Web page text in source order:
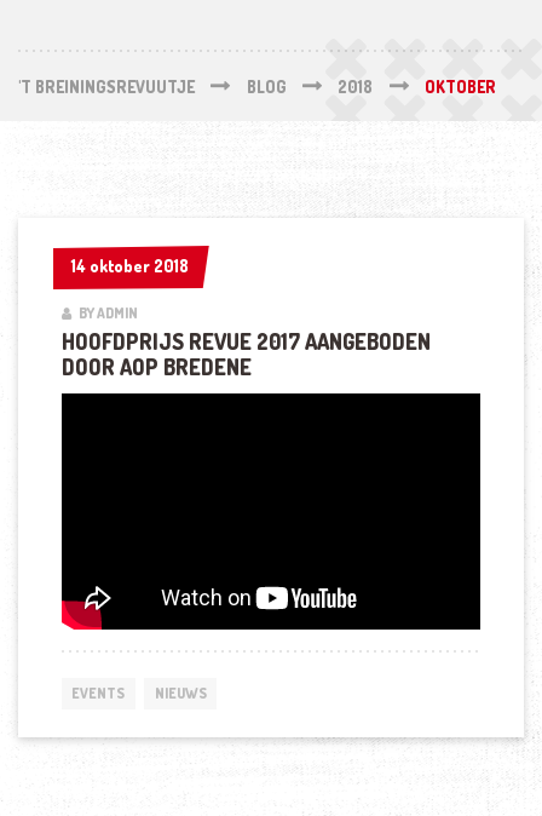
'T BREININGSREVUUTJE BLOG 2018 OKTOBER
14 oktober 2018
14 oktober 2018
BY ADMIN
HOOFDPRIJS REVUE 2017 AANGEBODEN
DOOR AOP BREDENE
EVENTS NIEUWS